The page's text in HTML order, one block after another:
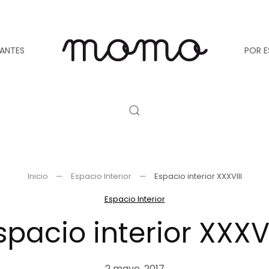
POR
Inicio Espacio Interior
Espacio interior XXXVIII
Espacio Interior
interior